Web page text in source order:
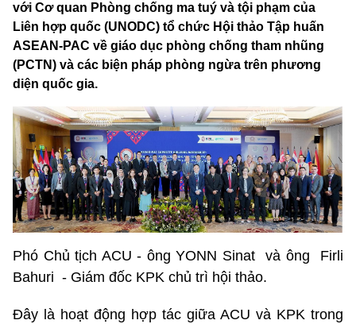
với Cơ quan Phòng chống ma tuý và tội phạm của
Liên hợp quốc (UNODC) tổ chức Hội thảo Tập huấn
ASEAN-PAC về giáo dục phòng chống tham nhũng
(PCTN) và các biện pháp phòng ngừa trên phương
diện quốc gia.
Phó Chủ tịch ACU - ông YONN Sinat và ông Firli
Bahuri - Giám đốc KPK chủ trì hội thảo.
Đây là hoạt động hợp tác giữa ACU và KPK trong